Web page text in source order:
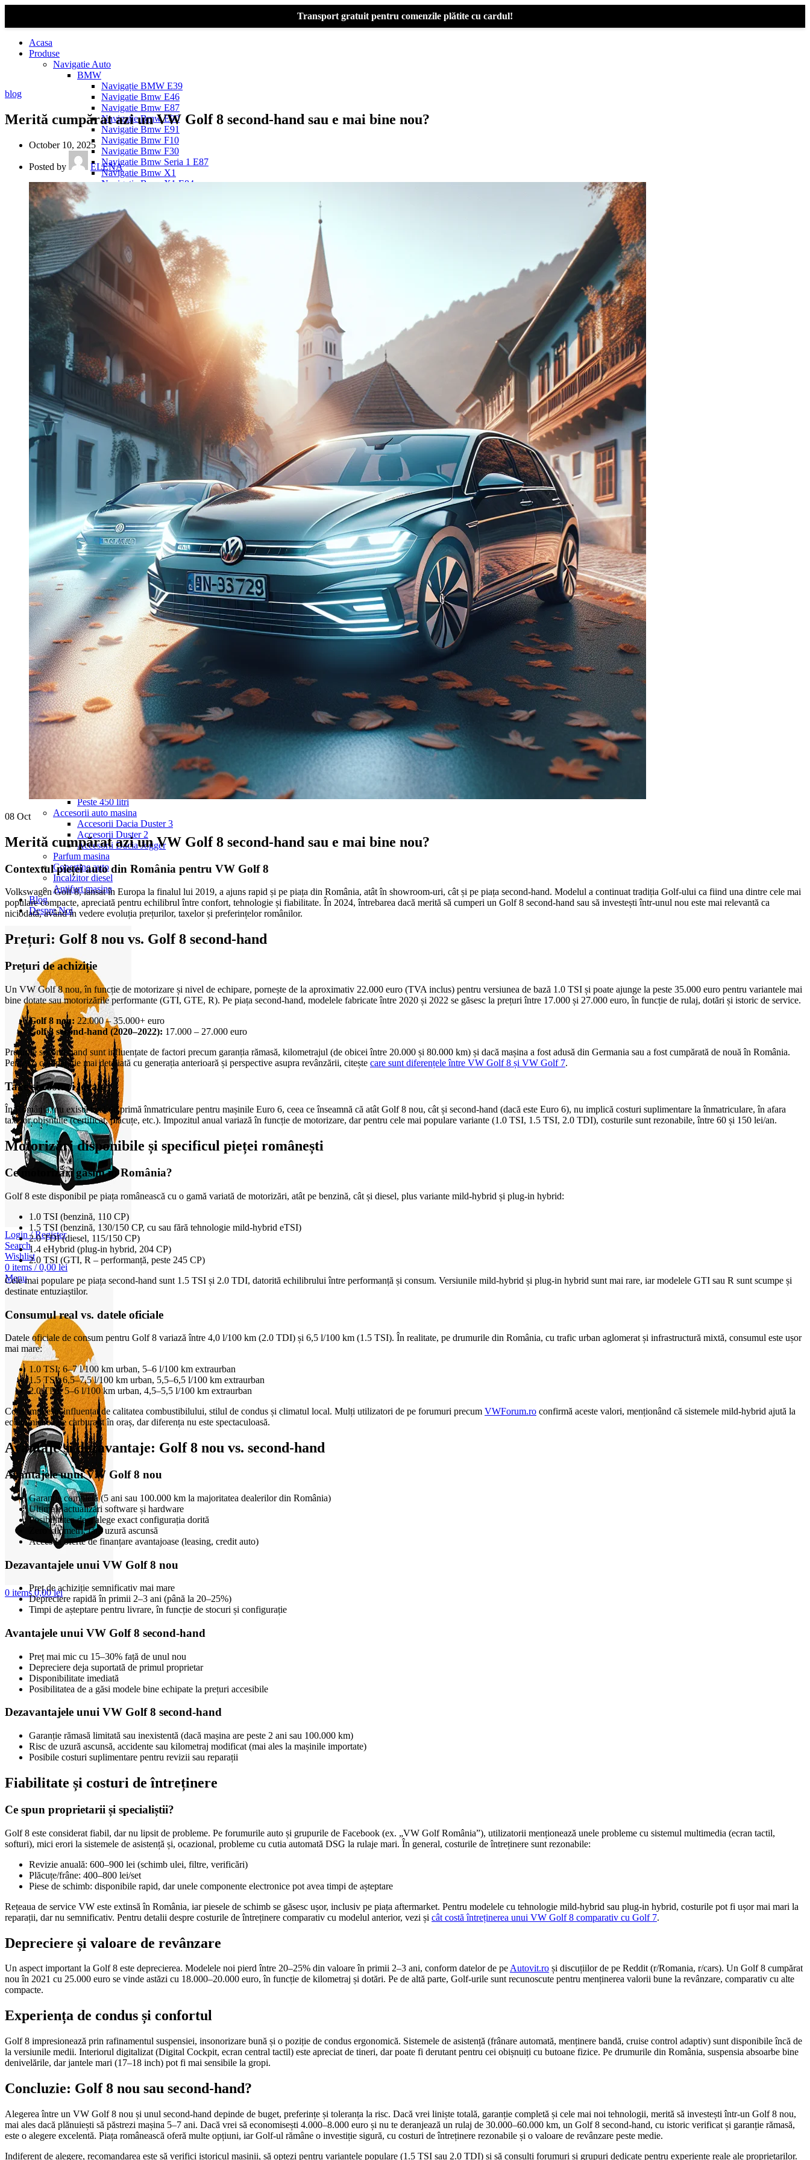
Transport gratuit pentru comenzile plătite cu cardul!
Acasa
Produse
Navigatie Auto
BMW
Navigație BMW E39
Navigatie Bmw E46
Navigatie Bmw E87
Navigatie Bmw E90
Navigatie Bmw E91
Navigatie Bmw F10
Navigatie Bmw F30
Navigatie Bmw Seria 1 E87
Navigatie Bmw X1
Navigatie Bmw X1 E84
Navigatie BMW X3 f25
Dacia Logan
Navigație Dacia Logan 1 (2004–2012)
Navigație Dacia Logan 2 (2012–2020)
Navigație Dacia Logan 3 (2020–Prezent)
Dacia Duster
Navigatie Duster 2011
Navigatie Duster 2019
Audi
Navigatie Audi A3 8p
Navigatie Audi A4
Navigatie Audi A4 B6
Navigatie Audi A4 B7
Navigatie Audi A4 B8
Navigatie Audi A5
Navigatie Audi A6 C5
Navigatie Audi A6 C6
Navigatie Audi A6 C7
Navigatie Audi Q5
Ford
Navigație Ford Fiesta
Navigație Ford Focus 1
Navigație Ford Focus 2
Navigație Ford Focus MK3
Navigație Ford Mondeo MK3
Navigație Ford Mondeo MK4
Navigație Ford Transit
Mercedes
Navigație Mercedes C Class W203
Navigație Mercedes C Class W204
Navigație Mercedes W203
Navigație Mercedes W204
Navigație Mercedes W211
Navigație Mercedes Sprinter
Passat
Navigație Passat B5
Navigație Passat B5 5
Navigație Passat B6
Navigație Passat B7
Navigație Passat B8
Navigație Passat CC
Skoda
Navigație Skoda Fabia 1
Navigație Skoda Fabia 2
Navigație Skoda Octavia 1
Navigație Skoda Octavia 2
Navigație Skoda Octavia 3
Navigație Skoda Rapid
Navigație Skoda Superb 1
Navigație Skoda Superb 2
Navigație Toyota Avensis T25
Portbagaj Plafon Auto
Peste 350 Litri
Peste 450 litri
Accesorii auto masina
Accesorii Dacia Duster 3
Accesorii Duster 2
Accesorii Dacia Jogger
Parfum masina
Copertine auto
Incalzitor diesel
Antifurt masina
Blog
Despre Noi
Login / Register
Search
Wishlist
0 items / 0,00 lei
Menu
0 items 0,00lei
blog
Merită cumpărat azi un VW Golf 8 second-hand sau e mai bine nou?
October 10, 2025
Posted by ELENA
08 Oct
Merită cumpărat azi un VW Golf 8 second-hand sau e mai bine nou?
Contextul pieței auto din România pentru VW Golf 8
Volkswagen Golf 8, lansat în Europa la finalul lui 2019, a ajuns rapid și pe piața din România, atât în showroom-uri, cât și pe piața second-hand. Modelul a continuat tradiția Golf-ului ca fiind una dintre cele mai
populare compacte, apreciată pentru echilibrul între confort, tehnologie și fiabilitate. În 2024, întrebarea dacă merită să cumperi un Golf 8 second-hand sau să investești într-unul nou este mai relevantă ca
niciodată, având în vedere evoluția prețurilor, taxelor și preferințelor românilor.
Prețuri: Golf 8 nou vs. Golf 8 second-hand
Prețuri de achiziție
Un VW Golf 8 nou, în funcție de motorizare și nivel de echipare, pornește de la aproximativ 22.000 euro (TVA inclus) pentru versiunea de bază 1.0 TSI și poate ajunge la peste 35.000 euro pentru variantele mai
bine dotate sau motorizările performante (GTI, GTE, R). Pe piața second-hand, modelele fabricate între 2020 și 2022 se găsesc la prețuri între 17.000 și 27.000 euro, în funcție de rulaj, dotări și istoric de service.
Golf 8 nou: 22.000 – 35.000+ euro
Golf 8 second-hand (2020–2022): 17.000 – 27.000 euro
Prețurile second-hand sunt influențate de factori precum garanția rămasă, kilometrajul (de obicei între 20.000 și 80.000 km) și dacă mașina a fost adusă din Germania sau a fost cumpărată de nouă în România.
Pentru o comparație mai detaliată cu generația anterioară și perspective asupra revânzării, citește care sunt diferențele între VW Golf 8 și VW Golf 7.
Taxe și costuri locale
În România, nu există taxă de primă înmatriculare pentru mașinile Euro 6, ceea ce înseamnă că atât Golf 8 nou, cât și second-hand (dacă este Euro 6), nu implică costuri suplimentare la înmatriculare, în afara
taxelor obișnuite (certificat, plăcuțe, etc.). Impozitul anual variază în funcție de motorizare, dar pentru cele mai populare variante (1.0 TSI, 1.5 TSI, 2.0 TDI), costurile sunt rezonabile, între 60 și 150 lei/an.
Motorizări disponibile și specificul pieței românești
Ce motorizări găsim în România?
Golf 8 este disponibil pe piața românească cu o gamă variată de motorizări, atât pe benzină, cât și diesel, plus variante mild-hybrid și plug-in hybrid:
1.0 TSI (benzină, 110 CP)
1.5 TSI (benzină, 130/150 CP, cu sau fără tehnologie mild-hybrid eTSI)
2.0 TDI (diesel, 115/150 CP)
1.4 eHybrid (plug-in hybrid, 204 CP)
2.0 TSI (GTI, R – performanță, peste 245 CP)
Cele mai populare pe piața second-hand sunt 1.5 TSI și 2.0 TDI, datorită echilibrului între performanță și consum. Versiunile mild-hybrid și plug-in hybrid sunt mai rare, iar modelele GTI sau R sunt scumpe și
destinate entuziaștilor.
Consumul real vs. datele oficiale
Datele oficiale de consum pentru Golf 8 variază între 4,0 l/100 km (2.0 TDI) și 6,5 l/100 km (1.5 TSI). În realitate, pe drumurile din România, cu trafic urban aglomerat și infrastructură mixtă, consumul este ușor
mai mare:
1.0 TSI: 6–7 l/100 km urban, 5–6 l/100 km extraurban
1.5 TSI: 6,5–7,5 l/100 km urban, 5,5–6,5 l/100 km extraurban
2.0 TDI: 5–6 l/100 km urban, 4,5–5,5 l/100 km extraurban
Consumul este influențat de calitatea combustibilului, stilul de condus și climatul local. Mulți utilizatori de pe forumuri precum VWForum.ro confirmă aceste valori, menționând că sistemele mild-hybrid ajută la
economisirea de carburant în oraș, dar diferența nu este spectaculoasă.
Avantaje și dezavantaje: Golf 8 nou vs. second-hand
Avantajele unui VW Golf 8 nou
Garanție completă (5 ani sau 100.000 km la majoritatea dealerilor din România)
Ultimele actualizări software și hardware
Posibilitatea de a alege exact configurația dorită
Zero kilometri, fără uzură ascunsă
Acces la oferte de finanțare avantajoase (leasing, credit auto)
Dezavantajele unui VW Golf 8 nou
Preț de achiziție semnificativ mai mare
Depreciere rapidă în primii 2–3 ani (până la 20–25%)
Timpi de așteptare pentru livrare, în funcție de stocuri și configurație
Avantajele unui VW Golf 8 second-hand
Preț mai mic cu 15–30% față de unul nou
Depreciere deja suportată de primul proprietar
Disponibilitate imediată
Posibilitatea de a găsi modele bine echipate la prețuri accesibile
Dezavantajele unui VW Golf 8 second-hand
Garanție rămasă limitată sau inexistentă (dacă mașina are peste 2 ani sau 100.000 km)
Risc de uzură ascunsă, accidente sau kilometraj modificat (mai ales la mașinile importate)
Posibile costuri suplimentare pentru revizii sau reparații
Fiabilitate și costuri de întreținere
Ce spun proprietarii și specialiștii?
Golf 8 este considerat fiabil, dar nu lipsit de probleme. Pe forumurile auto și grupurile de Facebook (ex. „VW Golf România”), utilizatorii menționează unele probleme cu sistemul multimedia (ecran tactil,
softuri), mici erori la sistemele de asistență și, ocazional, probleme cu cutia automată DSG la rulaje mari. În general, costurile de întreținere sunt rezonabile:
Revizie anuală: 600–900 lei (schimb ulei, filtre, verificări)
Plăcuțe/frâne: 400–800 lei/set
Piese de schimb: disponibile rapid, dar unele componente electronice pot avea timpi de așteptare
Rețeaua de service VW este extinsă în România, iar piesele de schimb se găsesc ușor, inclusiv pe piața aftermarket. Pentru modelele cu tehnologie mild-hybrid sau plug-in hybrid, costurile pot fi ușor mai mari la
reparații, dar nu semnificativ. Pentru detalii despre costurile de întreținere comparativ cu modelul anterior, vezi și cât costă întreținerea unui VW Golf 8 comparativ cu Golf 7.
Depreciere și valoare de revânzare
Un aspect important la Golf 8 este deprecierea. Modelele noi pierd între 20–25% din valoare în primii 2–3 ani, conform datelor de peAutovit.ro și discuțiilor de pe Reddit (r/Romania, r/cars). Un Golf 8 cumpărat
nou în 2021 cu 25.000 euro se vinde astăzi cu 18.000–20.000 euro, în funcție de kilometraj și dotări. Pe de altă parte, Golf-urile sunt recunoscute pentru menținerea valorii bune la revânzare, comparativ cu alte
compacte.
Experiența de condus și confortul
Golf 8 impresionează prin rafinamentul suspensiei, insonorizare bună și o poziție de condus ergonomică. Sistemele de asistență (frânare automată, menținere bandă, cruise control adaptiv) sunt disponibile încă de
la versiunile medii. Interiorul digitalizat (Digital Cockpit, ecran central tactil) este apreciat de tineri, dar poate fi derutant pentru cei obișnuiți cu butoane fizice. Pe drumurile din România, suspensia absoarbe bine
denivelările, dar jantele mari (17–18 inch) pot fi mai sensibile la gropi.
Concluzie: Golf 8 nou sau second-hand?
Alegerea între un VW Golf 8 nou și unul second-hand depinde de buget, preferințe și toleranța la risc. Dacă vrei liniște totală, garanție completă și cele mai noi tehnologii, merită să investești într-un Golf 8 nou,
mai ales dacă plănuiești să păstrezi mașina 5–7 ani. Dacă vrei să economisești 4.000–8.000 euro și nu te deranjează un rulaj de 30.000–60.000 km, un Golf 8 second-hand, cu istoric verificat și garanție rămasă,
este o alegere excelentă. Piața românească oferă multe opțiuni, iar Golf-ul rămâne o investiție sigură, cu costuri de întreținere rezonabile și o valoare de revânzare peste medie.
Indiferent de alegere, recomandarea este să verifici istoricul mașinii, să optezi pentru variantele populare (1.5 TSI sau 2.0 TDI) și să consulți forumuri și grupuri dedicate pentru experiențe reale ale proprietarilor.